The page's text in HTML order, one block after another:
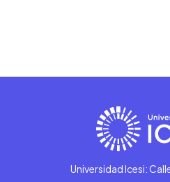
Universidad Icesi: